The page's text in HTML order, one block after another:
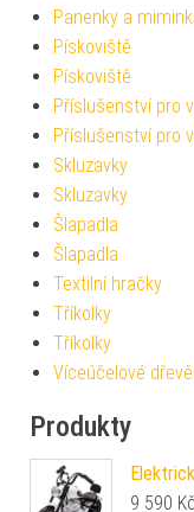
Panenky a
Pískoviště
Pískoviště
Příslušenství pro
Příslušenství pro
Skluzavky
Skluzavky
Šlapadla
Šlapadla
Textilní hračky
Tříkolky
Tříkolky
Víceúčelové
Produkty
9 590 Kč